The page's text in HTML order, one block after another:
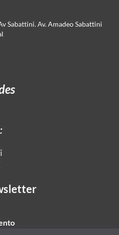
Sabattini. Av. Amadeo Sabattini